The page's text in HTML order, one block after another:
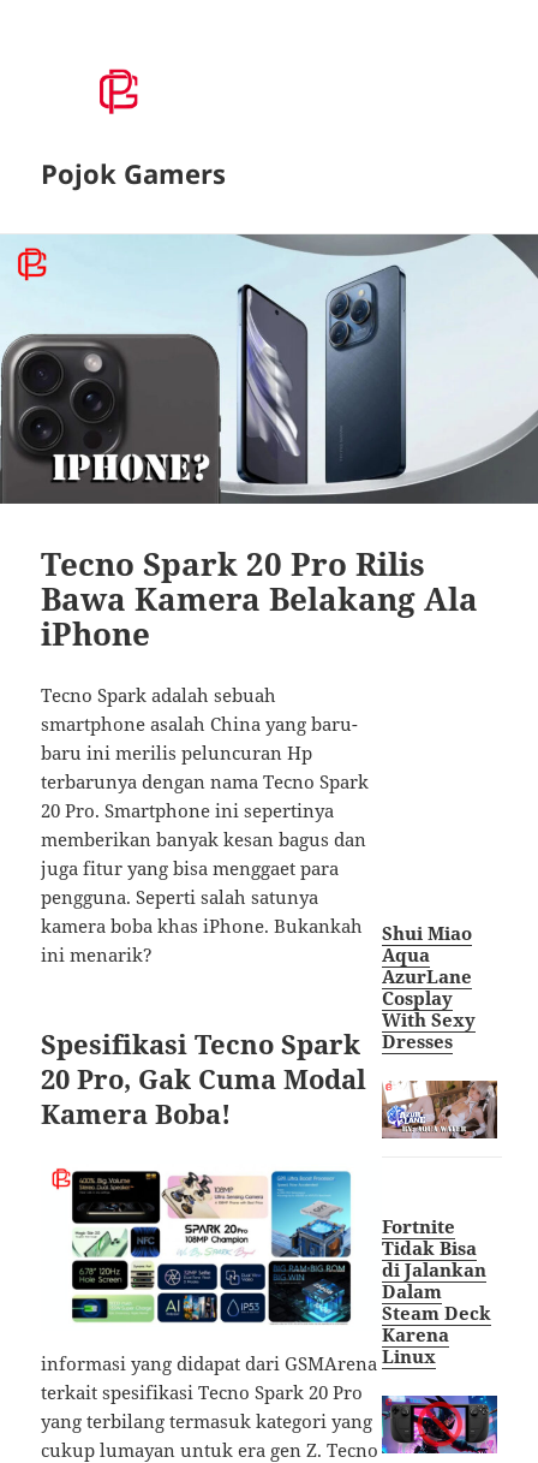
Pojok Gamers
Tecno Spark 20 Pro Rilis
Bawa Kamera Belakang Ala
iPhone
Tecno Spark adalah sebuah
smartphone asalah China yang baru-
baru ini merilis peluncuran Hp
terbarunya dengan nama Tecno Spark
20 Pro. Smartphone ini sepertinya
memberikan banyak kesan bagus dan
juga fitur yang bisa menggaet para
pengguna. Seperti salah satunya
kamera boba khas iPhone. Bukankah
ini menarik?
Spesifikasi Tecno Spark
20 Pro, Gak Cuma Modal
Kamera Boba!
informasi yang didapat dari GSMArena
terkait spesifikasi Tecno Spark 20 Pro
yang terbilang termasuk kategori yang
cukup lumayan untuk era gen Z. Tecno
Shui Miao
Aqua
AzurLane
Cosplay
With Sexy
Dresses
Fortnite
Tidak Bisa
di Jalankan
Dalam
Steam Deck
Karena
Linux